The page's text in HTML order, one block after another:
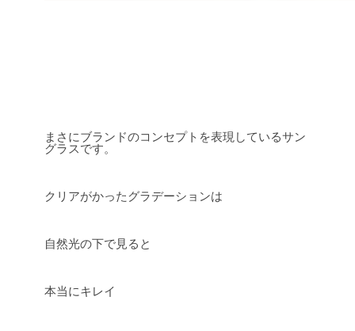
まさにブランドのコンセプトを表現しているサン
グラスです。
クリアがかったグラデーションは
自然光の下で見ると
本当にキレイ